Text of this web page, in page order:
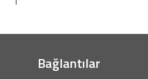
Bağlantılar